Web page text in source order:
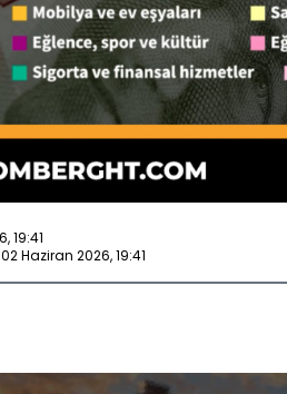
19:41
02 Haziran 2026, 19:41